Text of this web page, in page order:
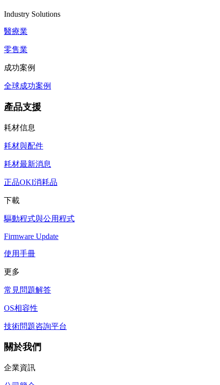
Industry Solutions
醫療業
零售業
成功案例
全球成功案例
產品支援
耗材信息
耗材與配件
耗材最新消息
正品OKI消耗品
下載
驅動程式與公用程式
Firmware Update
使用手冊
更多
常見問題解答
OS相容性
技術問題咨詢平台
關於我們
企業資訊